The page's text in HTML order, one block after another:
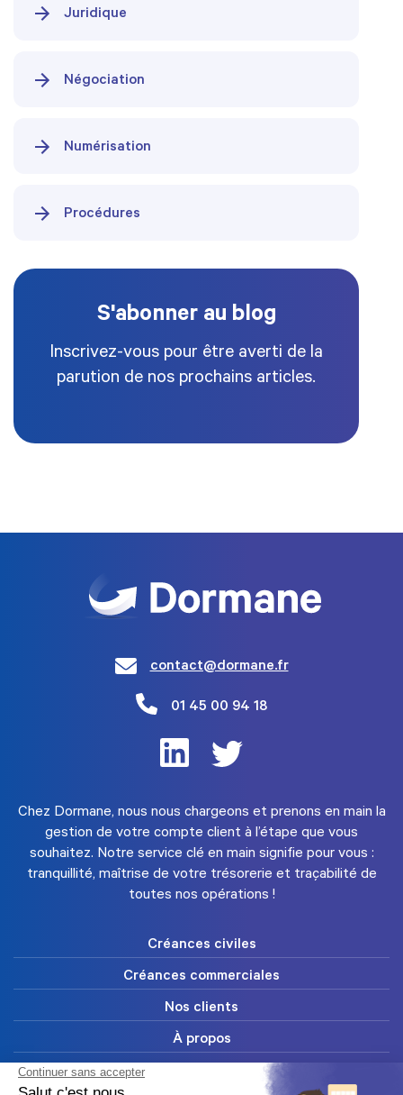
Juridique
Négociation
Numérisation
Procédures
S'abonner au blog
Inscrivez-vous pour être averti de la
parution de nos prochains articles.
contact@dormane.fr
01 45 00 94 18
Chez Dormane, nous nous chargeons et prenons en main la
gestion de votre compte client à l’étape que vous
souhaitez. Notre service clé en main signifie pour vous :
tranquillité, maîtrise de votre trésorerie et traçabilité de
toutes nos opérations !
Créances civiles
Créances commerciales
Nos clients
À propos